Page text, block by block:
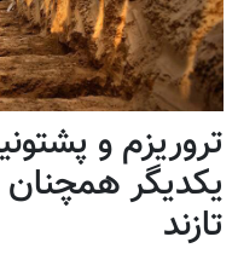
تروریزم و
یکدیگر
تازند